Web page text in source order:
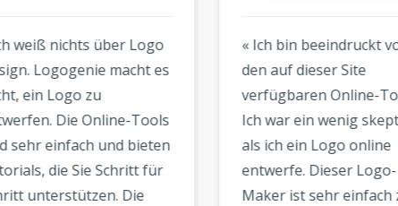
weiß nichts über Logo
Logogenie macht es
ein Logo zu
Die Online-Tools
sehr einfach und bieten
die Sie Schritt für
unterstützen. Die
« Ich bin beeindruckt von
den auf dieser Site
verfügbaren Online-
Ich war ein wenig
als ich ein Logo online
entwerfe. Dieser Logo-
Maker ist sehr einfach zu